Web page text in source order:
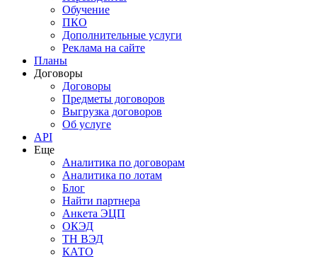
Обучение
ПКО
Дополнительные услуги
Реклама на сайте
Планы
Договоры
Договоры
Предметы договоров
Выгрузка договоров
Об услуге
API
Еще
Аналитика по договорам
Аналитика по лотам
Блог
Найти партнера
Анкета ЭЦП
ОКЭД
ТН ВЭД
КАТО